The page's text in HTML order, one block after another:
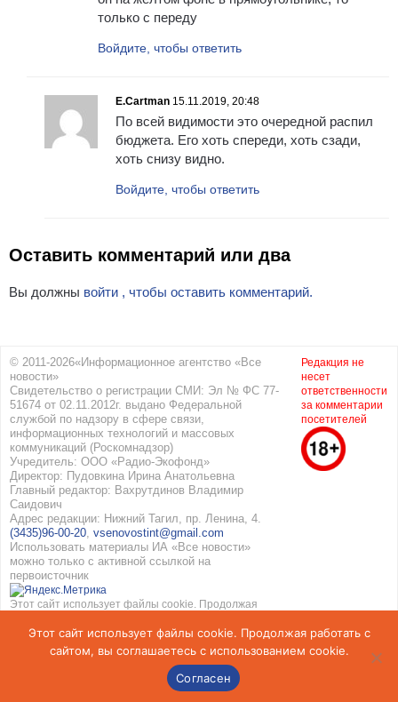
только с переду
Войдите, чтобы ответить
E.Cartman 15.11.2019, 20:48
По всей видимости это очередной распил
бюджета. Его хоть спереди, хоть сзади,
хоть снизу видно.
Войдите, чтобы ответить
Оставить комментарий или два
Вы должны войти , чтобы оставить комментарий.
© 2011-2026«Информационное агентство «Все
новости»
Свидетельство о регистрации СМИ: Эл № ФС 77-
51674 от 02.11.2012г. выдано Федеральной
службой по надзору в сфере связи,
информационных технологий и массовых
коммуникаций (Роскомнадзор)
Учредитель: ООО «Радио-Экофонд»
Директор: Пудовкина Ирина Анатольевна
Главный редактор: Вахрутдинов Владимир
Саидович
Адрес редакции: Нижний Тагил, пр. Ленина, 4.
(3435)96-00-20, vsenovostint@gmail.com
Использовать материалы ИА «Все новости»
можно только с активной ссылкой на
первоисточник
Этот сайт использует файлы cookie. Продолжая
использованием cookie. Подробнее вПолитике
конфиденциальностииСоглашение об обработке
персональных данных
Редакция не
несет
ответственности
за комментарии
посетителей
Этот сайт использует файлы cookie. Продолжая работать с
сайтом, вы соглашаетесь с использованием cookie.
Согласен